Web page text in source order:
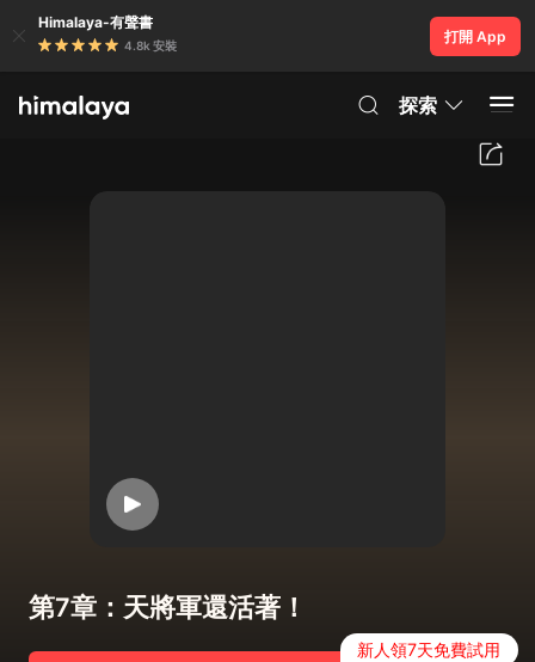
Himalaya-有聲書
4.8k 安裝
打開 App
探索
第7章：天將軍還活著！
新人領7天免費試用